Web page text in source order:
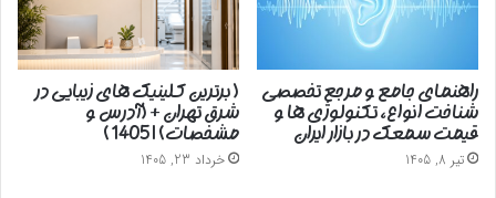
راهنمای جامع و مرجع تخصصی
شناخت انواع، تکنولوژی ها و
قیمت سمعک در بازار ایران
تیر 8, 1405
( برترین کلینیک های زیبایی در
شرق تهران + (آدرس و
مشخصات) | 1405 )
خرداد 23, 1405